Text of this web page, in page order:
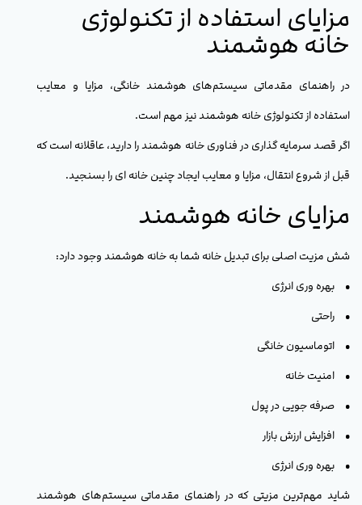
مزایای استفاده از تکنولوژی
خانه هوشمند
در راهنمای مقدماتی سیستم‌های هوشمند خانگی، مزایا و معایب
استفاده از تکنولوژی خانه هوشمند نیز مهم است.
اگر قصد سرمایه گذاری در فناوری خانه هوشمند را دارید، عاقلانه است که
قبل از شروع انتقال، مزایا و معایب ایجاد چنین خانه ای را بسنجید.
مزایای خانه هوشمند
شش مزیت اصلی برای تبدیل خانه شما به خانه هوشمند وجود دارد:
• بهره وری انرژی
• راحتی
• اتوماسیون خانگی
• امنیت خانه
• صرفه جویی در پول
• افزایش ارزش بازار
• بهره وری انرژی
شاید مهم‌ترین مزیتی که در راهنمای مقدماتی سیستم‌های هوشمند